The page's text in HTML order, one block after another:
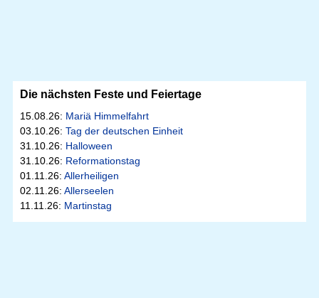
Die nächsten Feste und Feiertage
15.08.26: Mariä Himmelfahrt
03.10.26: Tag der deutschen Einheit
31.10.26: Halloween
31.10.26: Reformationstag
01.11.26: Allerheiligen
02.11.26: Allerseelen
11.11.26: Martinstag